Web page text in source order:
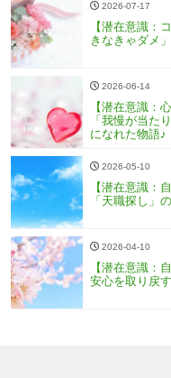
2026-07-17
【潜在意識：
きなきゃダメ
2026-06-14
【潜在意識：
「我慢が当た
になれた物語♪
2026-05-10
【潜在意識：
「天職探し」
2026-04-10
【潜在意識：
安心を取り戻